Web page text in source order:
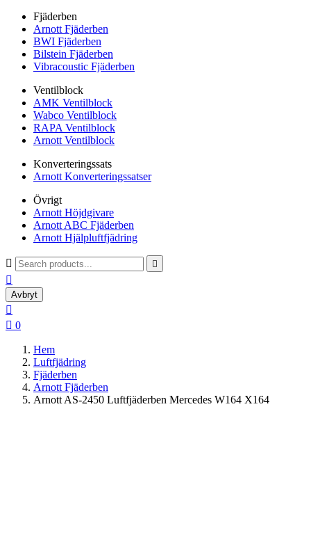
Fjäderben
Arnott Fjäderben
BWI Fjäderben
Bilstein Fjäderben
Vibracoustic Fjäderben
Ventilblock
AMK Ventilblock
Wabco Ventilblock
RAPA Ventilblock
Arnott Ventilblock
Konverteringssats
Arnott Konverteringssatser
Övrigt
Arnott Höjdgivare
Arnott ABC Fjäderben
Arnott Hjälpluftfjädring
 

Avbryt

 0
Hem
Luftfjädring
Fjäderben
Arnott Fjäderben
Arnott AS-2450 Luftfjäderben Mercedes W164 X164